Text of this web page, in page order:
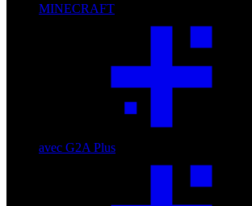
MINECRAFT
avec G2A Plus